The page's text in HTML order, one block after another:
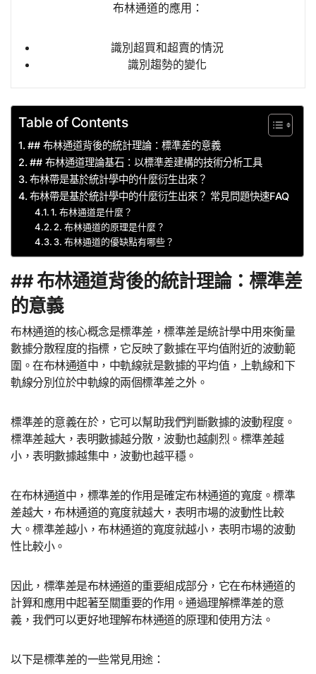
布林通道的應用：
識別超買和超賣的情況
識別趨勢的變化
Table of Contents
## 布林通道背後的統計理論：標準差的意義
## 布林通道理論基石：以標準差建構的技術分析工具
布林帶是基於統計學中的什麼衍生出來？
布林帶是基於統計學中的什麼衍生出來？ 常見問題快速FAQ
1. 布林通道是什麼？
2. 布林通道的原理是什麼？
3. 布林通道的優缺點有哪些？
## 布林通道背後的統計理論：標準差
的意義
布林通道的核心概念是標準差，標準差是統計學中用來衡量
數據分散程度的指標，它反映了數據在平均值附近的波動範
圍。在布林通道中，中軌線就是數據的平均值，上軌線和下
軌線分別位於中軌線的兩個標準差之外。
標準差的意義在於，它可以幫助我們判斷數據的波動程度。
標準差越大，表明數據越分散，波動也越劇烈。標準差越
小，表明數據越集中，波動也越平穩。
在布林通道中，標準差的作用是確定布林通道的寬度。標準
差越大，布林通道的寬度就越大，表明市場的波動性比較
大。標準差越小，布林通道的寬度就越小，表明市場的波動
性比較小。
因此，標準差是布林通道的重要組成部分，它在布林通道的
計算和應用中起著至關重要的作用。通過理解標準差的意
義，我們可以更好地理解布林通道的原理和使用方法。
以下是標準差的一些常見用途：